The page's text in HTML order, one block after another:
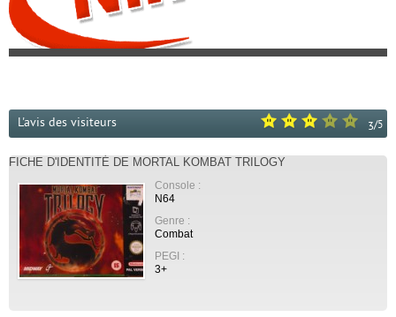
3/5
L'avis des visiteurs
FICHE D'IDENTITÉ DE MORTAL KOMBAT TRILOGY
Console :
N64
Genre :
Combat
PEGI :
3+